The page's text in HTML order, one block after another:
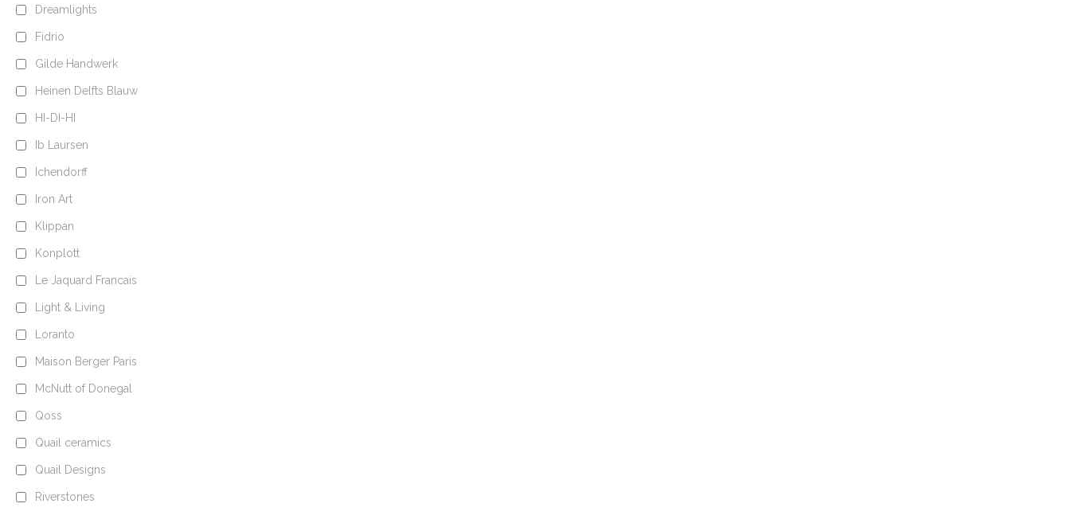
Dreamlights
Fidrio
Gilde Handwerk
Heinen Delfts Blauw
HI-DI-HI
Ib Laursen
Ichendorff
Iron Art
Klippan
Konplott
Le Jaquard Francais
Light & Living
Loranto
Maison Berger Paris
McNutt of Donegal
Qoss
Quail ceramics
Quail Designs
Riverstones